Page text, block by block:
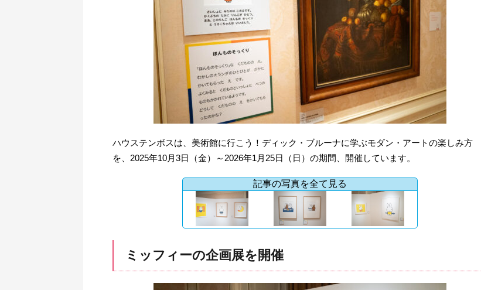
ハウステンボスは、美術館に行こう！ディック・ブルーナに学ぶモダン・アートの楽しみ方
を、2025年10月3日（金）～2026年1月25日（日）の期間、開催しています。
記事の写真を全て見る
ミッフィーの企画展を開催